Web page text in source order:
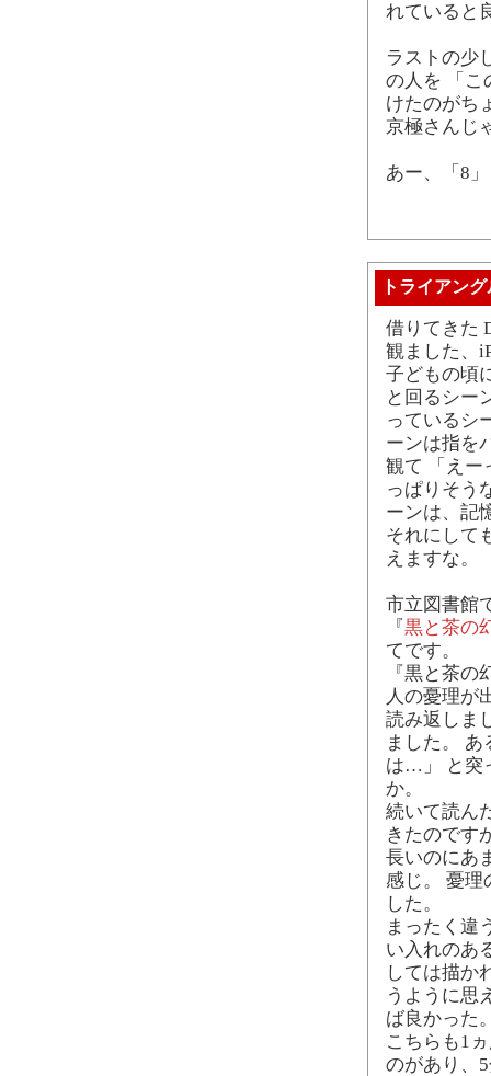
れていると
ラストの少
の人を 「
けたのがち
京極さんじ
あー、「8
トライアング
借りてきた
観ました、
子どもの頃
と回るシー
っているシ
ーンは指を
観て 「えー
っぱりそう
ーンは、記
それにして
えますな。
市立図書館
『黒と茶の
てです。
『黒と茶
人の憂理が
読み返しま
ました。
は…」 と突
か。
続いて読ん
きたのです
長いのにあ
感じ。 憂理
した。
まったく違
い入れのあ
しては描か
うように思
ば良かった
こちらも1
のがあり、